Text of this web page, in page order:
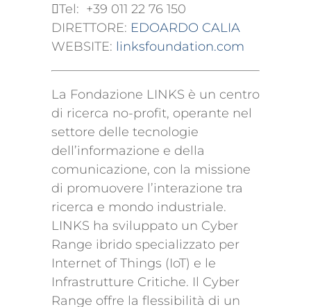
Tel: +39 011 22 76 150
DIRETTORE: EDOARDO CALIA
WEBSITE: linksfoundation.com
La Fondazione LINKS è un centro
di ricerca no-profit, operante nel
settore delle tecnologie
dell’informazione e della
comunicazione, con la missione
di promuovere l’interazione tra
ricerca e mondo industriale.
LINKS ha sviluppato un Cyber
Range ibrido specializzato per
Internet of Things (IoT) e le
Infrastrutture Critiche. Il Cyber
Range offre la flessibilità di un